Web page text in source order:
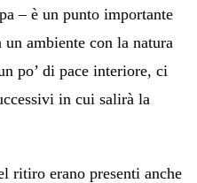
– è un punto importante
ambiente con la natura
po’ di pace interiore, ci
in cui salirà la
ritiro erano presenti anche